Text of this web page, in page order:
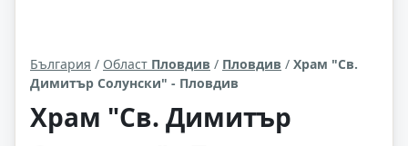
България / Област Пловдив / Пловдив / Храм "Св.
Димитър Солунски" - Пловдив
Храм "Св. Димитър